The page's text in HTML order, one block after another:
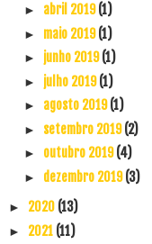
► abril 2019(1)
► maio 2019(1)
► junho 2019(1)
► julho 2019(1)
► agosto 2019(1)
► setembro 2019(2)
► outubro 2019(4)
► dezembro 2019(3)
► 2020 (13)
► 2021 (11)